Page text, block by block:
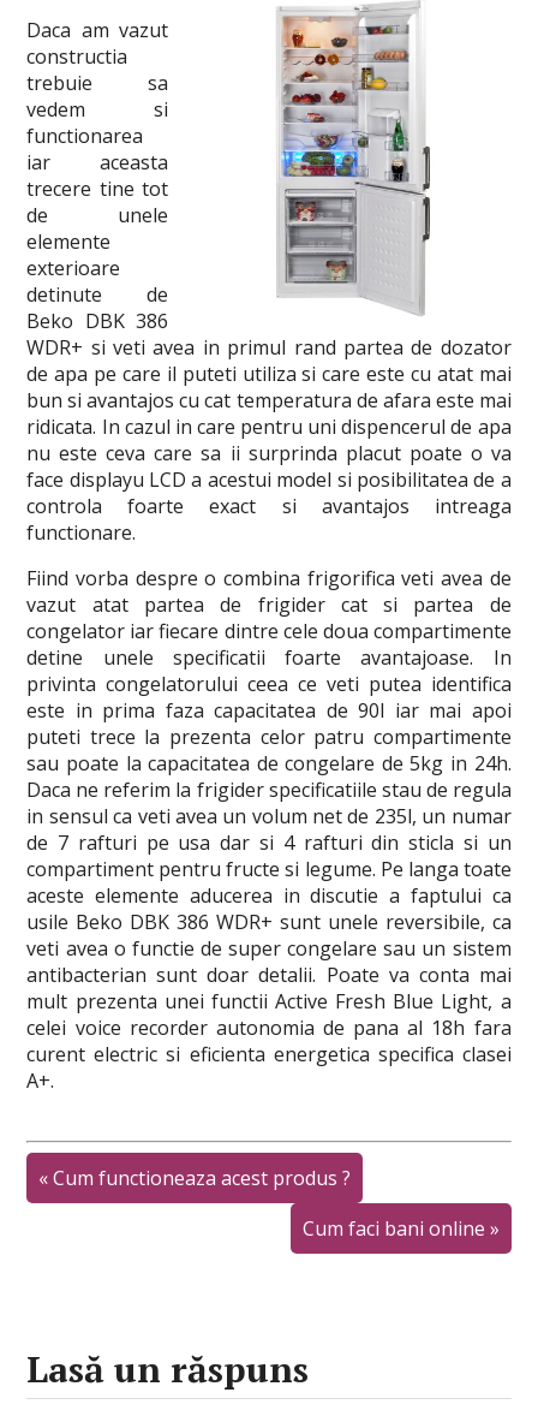
Daca am vazut
constructia
trebuie sa
vedem si
functionarea
iar aceasta
trecere tine tot
de unele
elemente
exterioare
detinute de
Beko DBK 386
WDR+ si veti avea in primul rand partea de dozator
de apa pe care il puteti utiliza si care este cu atat mai
bun si avantajos cu cat temperatura de afara este mai
ridicata. In cazul in care pentru uni dispencerul de apa
nu este ceva care sa ii surprinda placut poate o va
face displayu LCD a acestui model si posibilitatea de a
controla foarte exact si avantajos intreaga
functionare.
Fiind vorba despre o combina frigorifica veti avea de
vazut atat partea de frigider cat si partea de
congelator iar fiecare dintre cele doua compartimente
detine unele specificatii foarte avantajoase. In
privinta congelatorului ceea ce veti putea identifica
este in prima faza capacitatea de 90l iar mai apoi
puteti trece la prezenta celor patru compartimente
sau poate la capacitatea de congelare de 5kg in 24h.
Daca ne referim la frigider specificatiile stau de regula
in sensul ca veti avea un volum net de 235l, un numar
de 7 rafturi pe usa dar si 4 rafturi din sticla si un
compartiment pentru fructe si legume. Pe langa toate
aceste elemente aducerea in discutie a faptului ca
usile Beko DBK 386 WDR+ sunt unele reversibile, ca
veti avea o functie de super congelare sau un sistem
antibacterian sunt doar detalii. Poate va conta mai
mult prezenta unei functii Active Fresh Blue Light, a
celei voice recorder autonomia de pana al 18h fara
curent electric si eficienta energetica specifica clasei
A+.
«Cum functioneaza acest produs ?
Cum faci bani online »
Lasă un răspuns